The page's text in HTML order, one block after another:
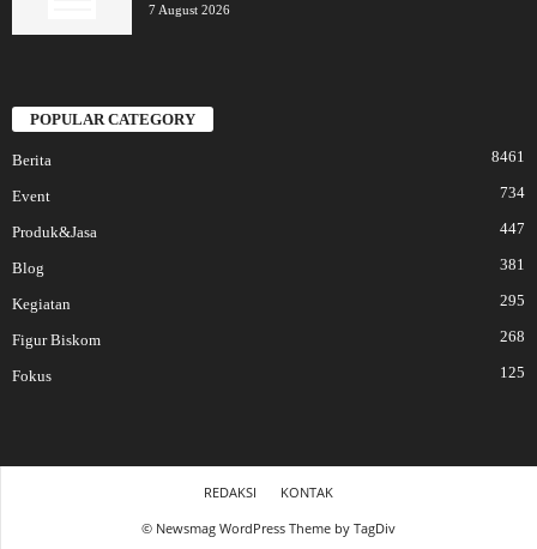
7 August 2026
POPULAR CATEGORY
Berita 8461
Event 734
Produk&Jasa 447
Blog 381
Kegiatan 295
Figur Biskom 268
Fokus 125
REDAKSI
KONTAK
© Newsmag WordPress Theme by TagDiv